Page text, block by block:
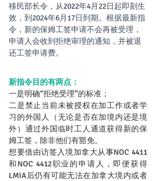
移民部长令，从2022年4月22日起即刻生
效，到2024年6月17日到期。根据最新指
令，新的保姆工签申请不会再被受理，
申请人会收到拒绝审理的通知，并被退
还工签申请费。
新指令目的有两点：
一是明确“拒绝受理”的标准；
二是禁止当前未被授权在加工作或者学
习的外国人（无论是否在加境内还是境
外）通过外国临时工人通道获得新的保
姆工签，除非他们有豁免。
想要借由访签入境加拿大从事NOC 4411
和NOC 4412职业的申请人，即便获得
LMIA后仍有可能无法在加拿大境内或者